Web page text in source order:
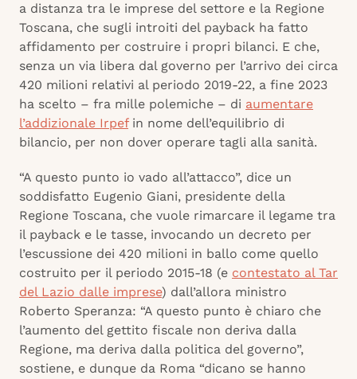
a distanza tra le imprese del settore e la Regione
Toscana, che sugli introiti del payback ha fatto
affidamento per costruire i propri bilanci. E che,
senza un via libera dal governo per l’arrivo dei circa
420 milioni relativi al periodo 2019-22, a fine 2023
ha scelto – fra mille polemiche – di aumentare
l’addizionale Irpefin nome dell’equilibrio di
bilancio, per non dover operare tagli alla sanità.
“A questo punto io vado all’attacco”, dice un
soddisfatto Eugenio Giani, presidente della
Regione Toscana, che vuole rimarcare il legame tra
il payback e le tasse, invocando un decreto per
l’escussione dei 420 milioni in ballo come quello
costruito per il periodo 2015-18 (e contestato al Tar
del Lazio dalle imprese) dall’allora ministro
Roberto Speranza: “A questo punto è chiaro che
l’aumento del gettito fiscale non deriva dalla
Regione, ma deriva dalla politica del governo”,
sostiene, e dunque da Roma “dicano se hanno